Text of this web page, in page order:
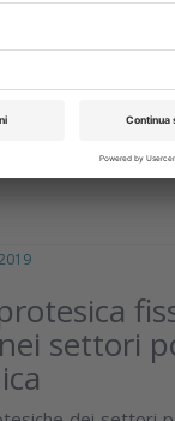
ha
clinici
settori